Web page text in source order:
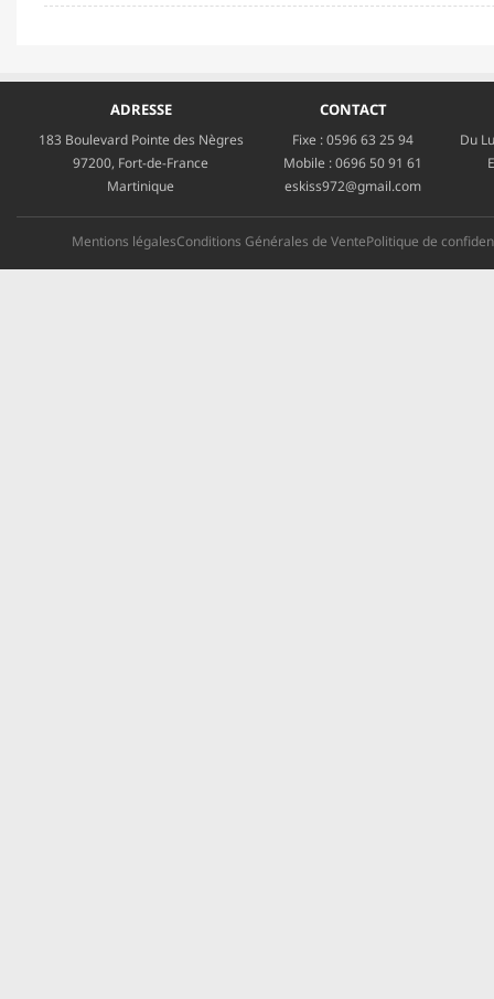
ADRESSE
183 Boulevard Pointe des Nègres
97200, Fort-de-France
Martinique
CONTACT
Fixe :0596 63 25 94
Mobile :0696 50 91 61
eskiss972@gmail.com
Du
Mentions légalesConditions Générales de VentePolitique de